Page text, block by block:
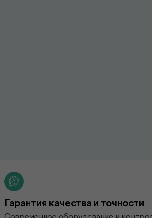
Гарантия качества и точности